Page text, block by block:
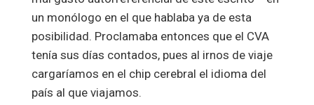
un monólogo en el que hablaba ya de esta
posibilidad. Proclamaba entonces que el CVA
tenía sus días contados, pues al irnos de viaje
cargaríamos en el chip cerebral el idioma del
país al que viajamos.